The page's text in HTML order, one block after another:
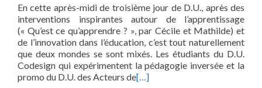
En cette après-midi de troisième jour de D.U., après des
interventions inspirantes autour de l’apprentissage
(« Qu’est ce qu’apprendre ? », par Cécile et Mathilde) et
de l’innovation dans l’éducation, c’est tout naturellement
que deux mondes se sont mixés. Les étudiants du D.U.
Codesign qui expérimentent la pédagogie inversée et la
promo du D.U. des Acteurs de[…]